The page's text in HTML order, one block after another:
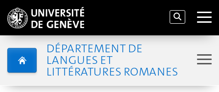
DÉPARTEMENT DE
LANGUES ET
LITTÉRATURES ROMANES